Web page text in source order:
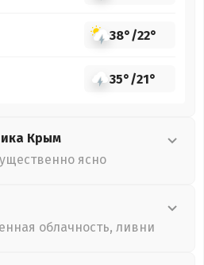
38°/22°
35°/21°
Крым
ясно
облачность, ливни